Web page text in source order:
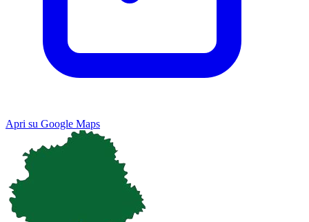
Apri su Google Maps
Map Satellite
Keyboard shortcuts